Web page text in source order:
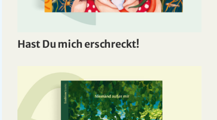
Hast Du mich erschreckt!